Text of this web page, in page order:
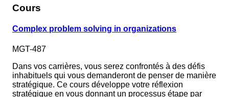
Cours
Complex problem solving in organizations
MGT-487
Dans vos carrières, vous serez confrontés à des défis
inhabituels qui vous demanderont de penser de manière
stratégique. Ce cours développe votre réflexion
stratégique en vous donnant un processus étape par